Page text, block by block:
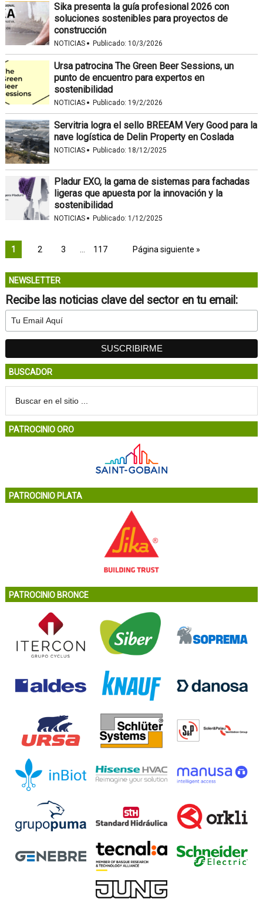
Sika presenta la guía profesional 2026 con
soluciones sostenibles para proyectos de
construcción
NOTICIAS · Publicado: 10/3/2026
Ursa patrocina The Green Beer Sessions, un
punto de encuentro para expertos en
sostenibilidad
NOTICIAS · Publicado: 19/2/2026
Servitria logra el sello BREEAM Very Good para la
nave logística de Delin Property en Coslada
NOTICIAS · Publicado: 18/12/2025
Pladur EXO, la gama de sistemas para fachadas
ligeras que apuesta por la innovación y la
sostenibilidad
NOTICIAS · Publicado: 1/12/2025
1 2 3 117 Página siguiente »
NEWSLETTER
Recibe las noticias clave del sector en tu email:
BUSCADOR
PATROCINIO ORO
PATROCINIO PLATA
PATROCINIO BRONCE